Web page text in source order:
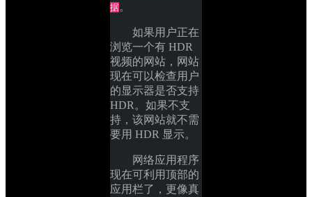
据。
如果用户正在
浏览一个有 HDR
视频的网站，网站
现在可以检查用户
的显示器是否支持
HDR。如果不支
持，该网站就不需
要用 HDR 显示。
网络应用程序
现在可利用顶部的
应用栏了，更像真